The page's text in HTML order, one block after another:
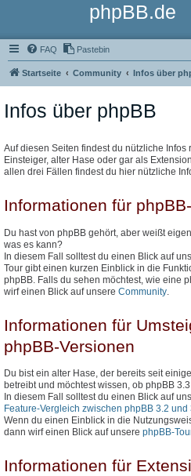
phpBB.de
FAQ Pastebin
Startseite Community Infos über
Infos über phpBB
Auf diesen Seiten findest du nützliche
Einsteiger, alter Hase oder gar als
allen drei Fällen findest du hier nützliche
Informationen für
Du hast von phpBB gehört, aber weißt
was es kann?
In diesem Fall solltest du einen Blick auf
Tour gibt einen kurzen Einblick in die
phpBB. Falls du sehen möchtest, wie eine
wirf einen Blick auf unsere Community
Informationen für
phpBB-Versionen
Du bist ein alter Hase, der bereits seit
betreibt und möchtest wissen, ob phpBB
In diesem Fall solltest du einen Blick auf
Feature-Vergleich zwischen phpBB 3.2 und
Wenn du einen Einblick in die
dann wirf einen Blick auf unsere phpBB-
Informationen für